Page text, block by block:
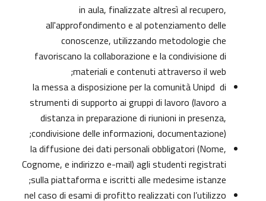
in aula, finalizzate altresì al recupero,
all'approfondimento e al potenziamento delle
conoscenze, utilizzando metodologie che
favoriscano la collaborazione e la condivisione di
materiali e contenuti attraverso il web;
la messa a disposizione per la comunità Unipd di
strumenti di supporto ai gruppi di lavoro (lavoro a
distanza in preparazione di riunioni in presenza,
condivisione delle informazioni, documentazione);
la diffusione dei dati personali obbligatori (Nome,
Cognome, e indirizzo e-mail) agli studenti registrati
sulla piattaforma e iscritti alle medesime istanze;
nel caso di esami di profitto realizzati con l’utilizzo